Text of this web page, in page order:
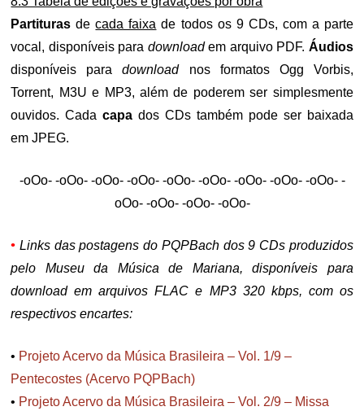
Partituras decada faixa de todos os 9 CDs, com a parte
vocal, disponíveis para downloadem arquivo PDF. Áudios
disponíveis paradownloadnos formatos Ogg Vorbis,
Torrent, M3U e MP3, além de poderem ser simplesmente
ouvidos. Cadacapa dos CDs também pode ser baixada
em JPEG.
-oOo- -oOo- -oOo- -oOo- -oOo- -oOo- -oOo- -oOo- -oOo- -
oOo- -oOo- -oOo- -oOo-
• Links das postagens do PQPBach dos 9 CDs produzidos
pelo Museu da Música de Mariana, disponíveis para
download em arquivos FLAC e MP3 320 kbps, com os
respectivos encartes:
• Projeto Acervo da Música Brasileira – Vol. 1/9 –
Pentecostes (Acervo PQPBach)
• Projeto Acervo da Música Brasileira – Vol. 2/9 – Missa